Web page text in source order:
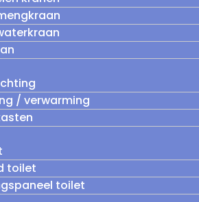
/ verwarming
toilet
toilet